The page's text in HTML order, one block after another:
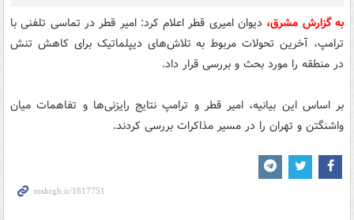
به گزارش مشرق، دیوان امیری قطر اعلام کرد: امیر قطر در تماسی تلفنی با
ترامپ، آخرین تحولات مربوط به تلاش‌های دیپلماتیک برای کاهش تنش
در منطقه را مورد بحث و بررسی قرار داد.
بر اساس این بیانیه، امیر قطر و ترامپ نتایج رایزنی‌ها و تفاهمات میان
واشنگتن و تهران را در مسیر مذاکرات بررسی کردند.